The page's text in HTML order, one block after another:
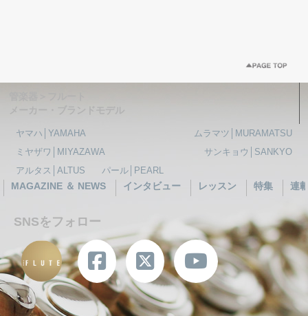
ヤマハ│YAMAHA
ムラマツ│MURAMATSU
ミヤザワ│MIYAZAWA
サンキョウ│SANKYO
アルタス│ALTUS
パール│PEARL
MAGAZINE ＆ NEWS インタビュー レッスン 特集 連
SNSをフォロー